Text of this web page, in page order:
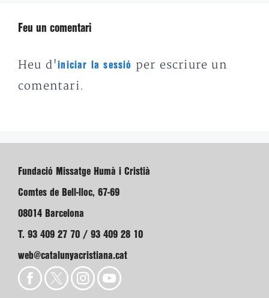
Feu un comentari
Heu d'iniciar la sessió
per escriure un
comentari.
Fundació Missatge Humà i Cristià
Comtes de Bell-lloc, 67-69
08014 Barcelona
T. 93 409 27 70 / 93 409 28 10
web@catalunyacristiana.cat